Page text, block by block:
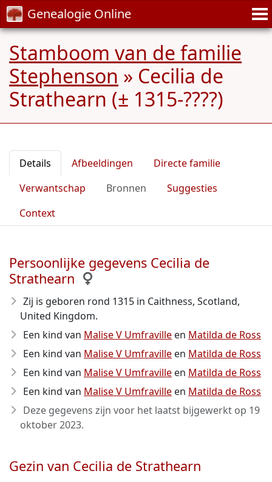
Genealogie Online
Stamboom van de familie
Stephenson » Cecilia de
Strathearn (± 1315-????)
Details Afbeeldingen
Directe familie
Verwantschap
Bronnen
Suggesties
Context
Persoonlijke gegevens Cecilia de
Strathearn
Zij is geboren rond 1315 in Caithness, Scotland,
United Kingdom.
Een kind van Malise V Umfraville en Matilda de Ross
Een kind van Malise V Umfraville en Matilda de Ross
Een kind van Malise V Umfraville en Matilda de Ross
Een kind van Malise V Umfraville en Matilda de Ross
Deze gegevens zijn voor het laatst bijgewerkt op 19
oktober 2023.
Gezin van Cecilia de Strathearn